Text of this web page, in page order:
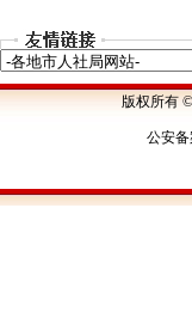
版权所有
公安